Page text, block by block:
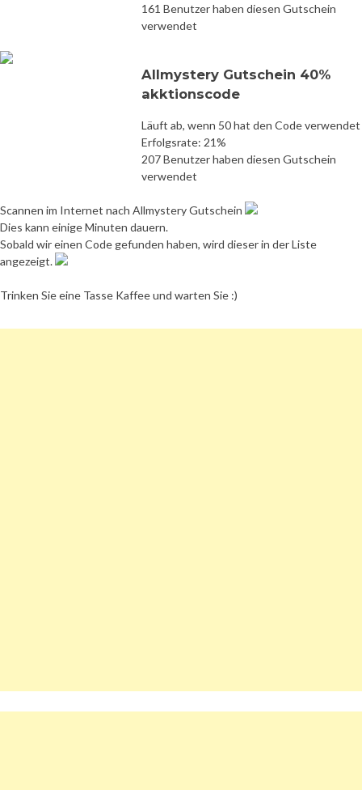
161 Benutzer haben diesen Gutschein
verwendet
Allmystery Gutschein 40%
akktionscode
Läuft ab, wenn 50 hat den Code verwendet
Erfolgsrate: 21%
207 Benutzer haben diesen Gutschein
verwendet
Scannen im Internet nach Allmystery Gutschein
Dies kann einige Minuten dauern.
Sobald wir einen Code gefunden haben, wird dieser in der Liste
angezeigt.
Trinken Sie eine Tasse Kaffee und warten Sie :)